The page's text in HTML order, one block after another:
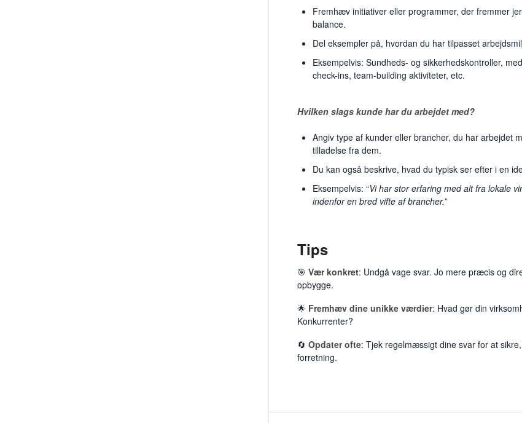
Fremhæv initiativer eller programmer, der fremmer
balance.
Del eksempler på, hvordan du har tilpasset
Eksempelvis: Sundheds- og sikkerhedskontroller,
check-ins, team-building aktiviteter, etc.
Hvilken slags kunde har du arbejdet med?
Angiv type af kunder eller brancher, du har arbejdet
tilladelse fra dem.
Du kan også beskrive, hvad du typisk ser efter i en
Eksempelvis: “Vi har stor erfaring med alt fra lokale
indenfor en bred vifte af brancher.”
Tips
🎯 Vær konkret: Undgå vage svar. Jo mere præcis og
opbygge.
🌟 Fremhæv dine unikke værdier: Hvad gør din
Konkurrenter?
🔄 Opdater ofte: Tjek regelmæssigt dine svar for at
forretning.